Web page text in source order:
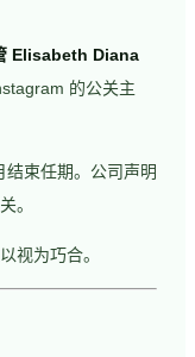
Elisabeth Diana
的公关主
束任期。公司声明
。
视为巧合。